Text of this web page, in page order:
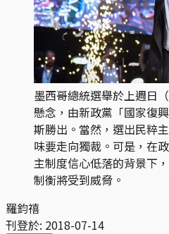
墨西哥總統選舉於上週日
懸念，由新政黨「國家復
斯勝出。當然，選出民粹
味要走向獨裁。可是，在
主制度信心低落的背景下
制衡將受到威脅。
羅鈞禧
刊登於: 2018-07-14